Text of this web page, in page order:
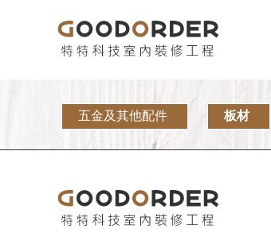
五金及其他配件 板材